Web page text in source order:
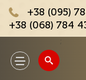
+38 (095)
+38 (068) 784
Toggle
navigation